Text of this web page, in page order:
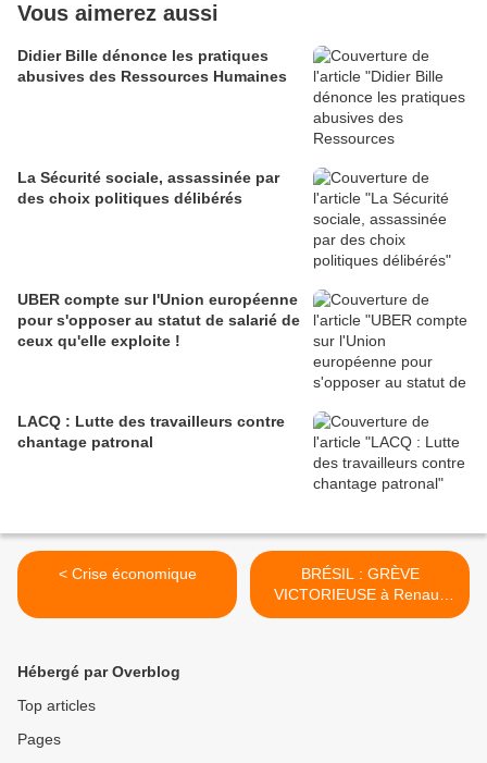
Vous aimerez aussi
Didier Bille dénonce les pratiques
abusives des Ressources Humaines
La Sécurité sociale, assassinée par
des choix politiques délibérés
UBER compte sur l'Union européenne
pour s'opposer au statut de salarié de
ceux qu'elle exploite !
LACQ : Lutte des travailleurs contre
chantage patronal
< Crise économique
BRÉSIL : GRÈVE
VICTORIEUSE à Renault
Curitiba >
Hébergé par Overblog
Top articles
Pages